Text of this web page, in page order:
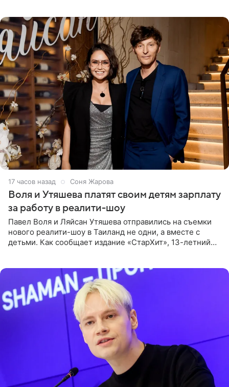
17 часов назад Соня Жарова
Воля и Утяшева платят своим детям зарплату
за работу в реалити-шоу
Павел Воля и Ляйсан Утяшева отправились на съемки
нового реалити-шоу в Таиланд не одни, а вместе с
детьми. Как сообщает издание «СтарХит», 13-летний